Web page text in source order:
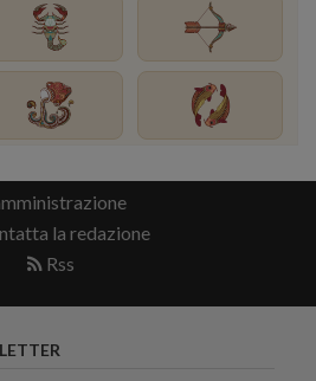
la redazione
Rss